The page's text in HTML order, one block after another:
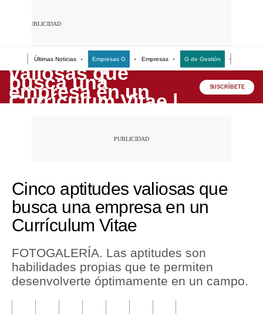
Últimas Noticias Empresas G Empresas G de Gestión
Lo último
Peru Quiosco
Economía
Mercados
Política
Tu Dinero
SUSCRÍBETE
Cinco aptitudes valiosas que
busca una empresa en un
Currículum Vitae
FOTOGALERÍA. Las aptitudes son
habilidades propias que te permiten
desenvolverte óptimamente en un campo.